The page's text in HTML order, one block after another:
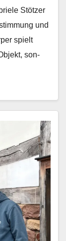
Stötzer
und
spielt
son­